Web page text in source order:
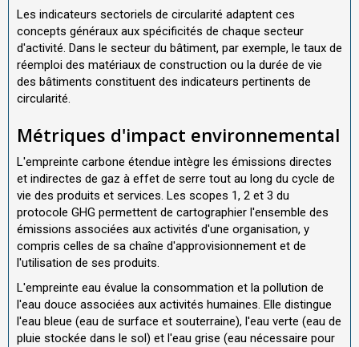
Les indicateurs sectoriels de circularité adaptent ces
concepts généraux aux spécificités de chaque secteur
d'activité. Dans le secteur du bâtiment, par exemple, le taux de
réemploi des matériaux de construction ou la durée de vie
des bâtiments constituent des indicateurs pertinents de
circularité.
Métriques d'impact environnemental
L'empreinte carbone étendue intègre les émissions directes
et indirectes de gaz à effet de serre tout au long du cycle de
vie des produits et services. Les scopes 1, 2 et 3 du
protocole GHG permettent de cartographier l'ensemble des
émissions associées aux activités d'une organisation, y
compris celles de sa chaîne d'approvisionnement et de
l'utilisation de ses produits.
L'empreinte eau évalue la consommation et la pollution de
l'eau douce associées aux activités humaines. Elle distingue
l'eau bleue (eau de surface et souterraine), l'eau verte (eau de
pluie stockée dans le sol) et l'eau grise (eau nécessaire pour